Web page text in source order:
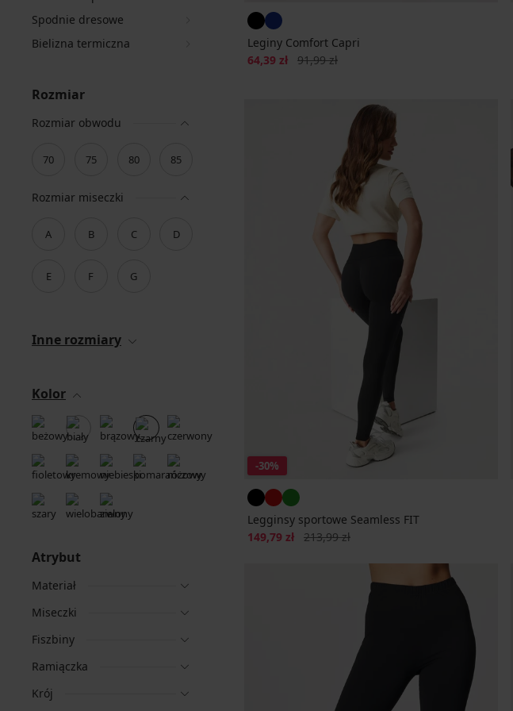
Spodnie dresowe
Bielizna termiczna
Rozmiar
Rozmiar obwodu
70 75 80 85
Rozmiar miseczki
A B C D
E F G
Inne rozmiary
Kolor
Atrybut
Materiał
Miseczki
Fiszbiny
Ramiączka
Krój
Leginy Comfort Capri
Zniżka
64,39 zł Pierwotna cena
91,99 zł
-30%
Legginsy sportowe Seamless FIT
Zniżka
149,79 zł Pierwotna cena
213,99 zł